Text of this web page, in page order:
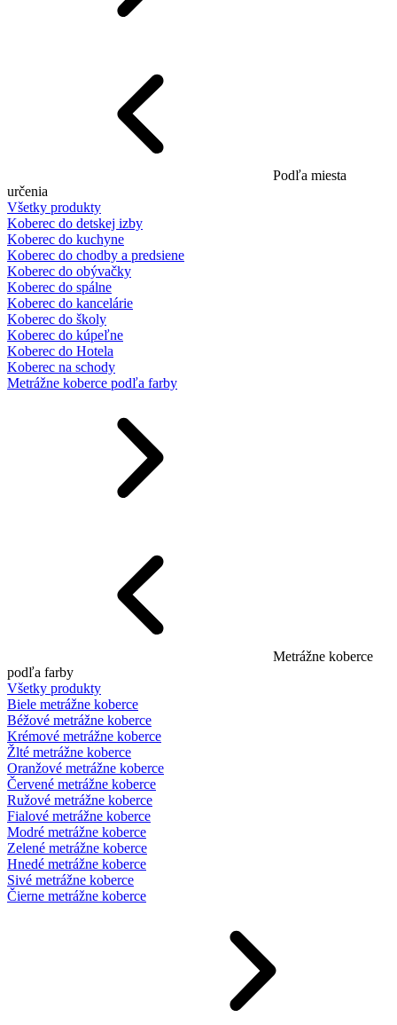
Podľa miesta
určenia
Všetky produkty
Koberec do detskej izby
Koberec do kuchyne
Koberec do chodby a predsiene
Koberec do obývačky
Koberec do spálne
Koberec do kancelárie
Koberec do školy
Koberec do kúpeľne
Koberec do Hotela
Koberec na schody
Metrážne koberce podľa farby
Metrážne koberce
podľa farby
Všetky produkty
Biele metrážne koberce
Béžové metrážne koberce
Krémové metrážne koberce
Žlté metrážne koberce
Oranžové metrážne koberce
Červené metrážne koberce
Ružové metrážne koberce
Fialové metrážne koberce
Modré metrážne koberce
Zelené metrážne koberce
Hnedé metrážne koberce
Sivé metrážne koberce
Čierne metrážne koberce